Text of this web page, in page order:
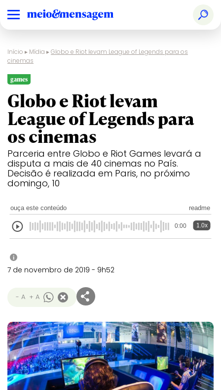
Início ▸ Mídia ▸Globo e Riot levam League of Legends para os
cinemas
games
Globo e Riot levam
League of Legends para
os cinemas
Parceria entre Globo e Riot Games levará a
disputa a mais de 40 cinemas no País.
Decisão é realizada em Paris, no próximo
domingo, 10
ouça este conteúdo readme
0:00 1.0x
i
7 de novembro de 2019 - 9h52
- A + A